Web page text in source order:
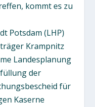
kommt es zu
Potsdam (LHP)
Krampnitz
Landesplanung
der
für
Kaserne